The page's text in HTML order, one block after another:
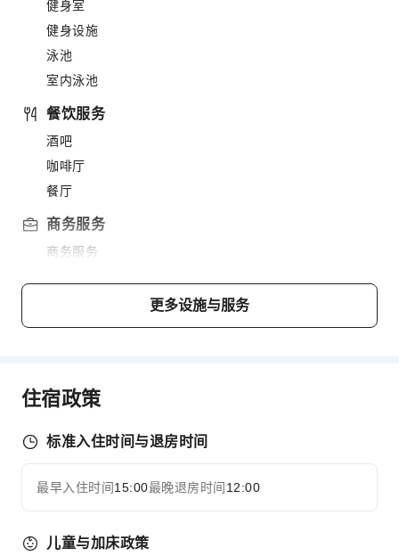
健身室
健身设施
泳池
室内泳池
餐饮服务
酒吧
咖啡厅
餐厅
商务服务
商务服务
运动设施
洗衣服务
公共区域设施
花园
自动售货机
自动取款机
展开全部
更多设施与服务
住宿政策
标准入住时间与退房时间
最早入住时间15:00最晚退房时间 12:00
儿童与加床政策